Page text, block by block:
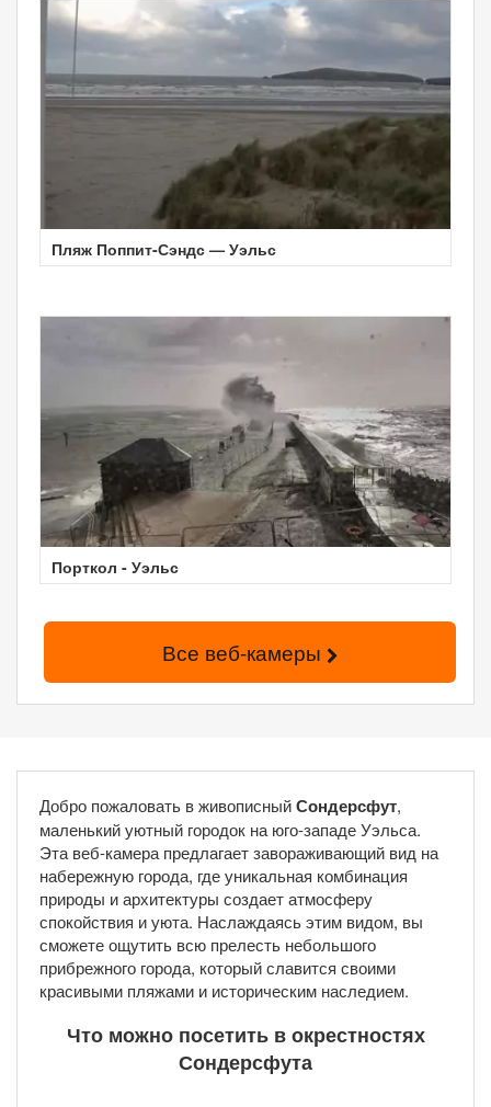
Пляж Поппит-Сэндс — Уэльс
Порткол - Уэльс
Все веб-камеры
Добро пожаловать в живописныйСондерсфут,
маленький уютный городок на юго-западе Уэльса.
Эта веб-камера предлагает завораживающий вид на
набережную города, где уникальная комбинация
природы и архитектуры создает атмосферу
спокойствия и уюта. Наслаждаясь этим видом, вы
сможете ощутить всю прелесть небольшого
прибрежного города, который славится своими
красивыми пляжами и историческим наследием.
Что можно посетить в окрестностях
Сондерсфута